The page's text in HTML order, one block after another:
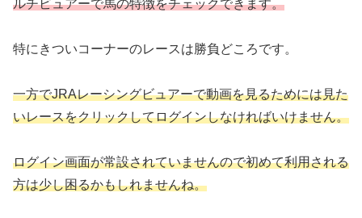
ルチビュアーで馬の特徴をチェックできます。
特にきついコーナーのレースは勝負どころです。
一方でJRAレーシングビュアーで動画を見るためには見た
いレースをクリックしてログインしなければいけません。
ログイン画面が常設されていませんので初めて利用される
方は少し困るかもしれませんね。